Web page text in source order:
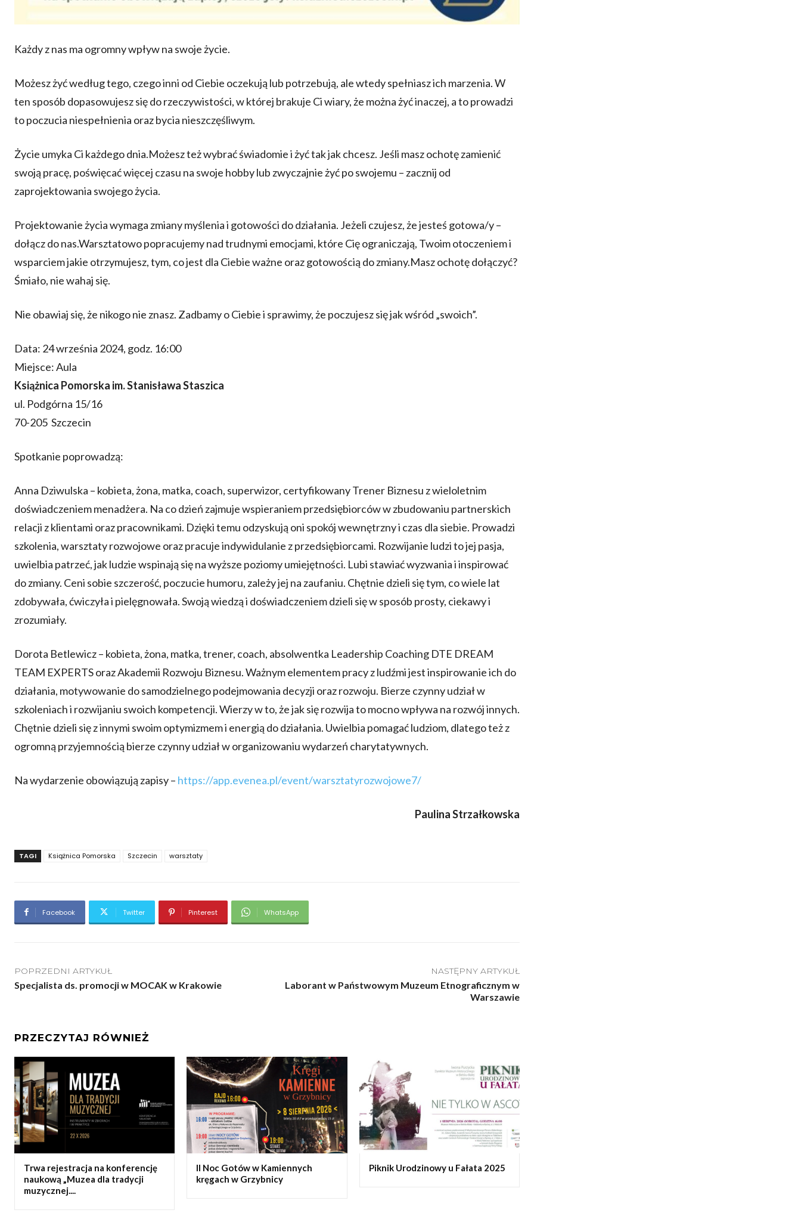
Każdy z nas ma ogromny wpływ na swoje życie.
Możesz żyć według tego, czego inni od Ciebie oczekują lub potrzebują, ale wtedy spełniasz ich marzenia. W
ten sposób dopasowujesz się do rzeczywistości, w której brakuje Ci wiary, że można żyć inaczej, a to prowadzi
to poczucia niespełnienia oraz bycia nieszczęśliwym.
Życie umyka Ci każdego dnia.Możesz też wybrać świadomie i żyć tak jak chcesz. Jeśli masz ochotę zamienić
swoją pracę, poświęcać więcej czasu na swoje hobby lub zwyczajnie żyć po swojemu – zacznij od
zaprojektowania swojego życia.
Projektowanie życia wymaga zmiany myślenia i gotowości do działania. Jeżeli czujesz, że jesteś gotowa/y –
dołącz do nas.Warsztatowo popracujemy nad trudnymi emocjami, które Cię ograniczają, Twoim otoczeniem i
wsparciem jakie otrzymujesz, tym, co jest dla Ciebie ważne oraz gotowością do zmiany.Masz ochotę dołączyć?
Śmiało, nie wahaj się.
Nie obawiaj się, że nikogo nie znasz. Zadbamy o Ciebie i sprawimy, że poczujesz się jak wśród „swoich”.
Data: 24 września 2024, godz. 16:00
Miejsce: Aula
Książnica Pomorska im. Stanisława Staszica
ul. Podgórna 15/16
70-205 Szczecin
Spotkanie poprowadzą:
Anna Dziwulska – kobieta, żona, matka, coach, superwizor, certyfikowany Trener Biznesu z wieloletnim
doświadczeniem menadżera. Na co dzień zajmuje wspieraniem przedsiębiorców w zbudowaniu partnerskich
relacji z klientami oraz pracownikami. Dzięki temu odzyskują oni spokój wewnętrzny i czas dla siebie. Prowadzi
szkolenia, warsztaty rozwojowe oraz pracuje indywidulanie z przedsiębiorcami. Rozwijanie ludzi to jej pasja,
uwielbia patrzeć, jak ludzie wspinają się na wyższe poziomy umiejętności. Lubi stawiać wyzwania i inspirować
do zmiany. Ceni sobie szczerość, poczucie humoru, zależy jej na zaufaniu. Chętnie dzieli się tym, co wiele lat
zdobywała, ćwiczyła i pielęgnowała. Swoją wiedzą i doświadczeniem dzieli się w sposób prosty, ciekawy i
zrozumiały.
Dorota Betlewicz – kobieta, żona, matka, trener, coach, absolwentka Leadership Coaching DTE DREAM
TEAM EXPERTS oraz Akademii Rozwoju Biznesu. Ważnym elementem pracy z ludźmi jest inspirowanie ich do
działania, motywowanie do samodzielnego podejmowania decyzji oraz rozwoju. Bierze czynny udział w
szkoleniach i rozwijaniu swoich kompetencji. Wierzy w to, że jak się rozwija to mocno wpływa na rozwój innych.
Chętnie dzieli się z innymi swoim optymizmem i energią do działania. Uwielbia pomagać ludziom, dlatego też z
ogromną przyjemnością bierze czynny udział w organizowaniu wydarzeń charytatywnych.
Na wydarzenie obowiązują zapisy – https://app.evenea.pl/event/warsztatyrozwojowe7/
Paulina Strzałkowska
TAGI Książnica Pomorska Szczecin warsztaty
Facebook Twitter Pinterest WhatsApp
POPRZEDNI ARTYKUŁ
Specjalista ds. promocji w MOCAK w Krakowie
NASTĘPNY ARTYKUŁ
Laborant w Państwowym Muzeum Etnograficznym w
Warszawie
PRZECZYTAJ RÓWNIEŻ
Trwa rejestracja na konferencję
naukową „Muzea dla tradycji
muzycznej....
II Noc Gotów w Kamiennych
kręgach w Grzybnicy
Piknik Urodzinowy u Fałata 2025